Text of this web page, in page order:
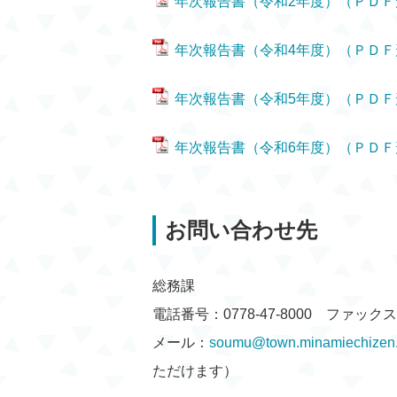
年次報告書（令和4年度）（ＰＤ
年次報告書（令和5年度）（ＰＤ
年次報告書（令和6年度）（ＰＤ
お問い合わせ先
総務課
電話番号：0778-47-8000 ファック
メール：
ただけます）